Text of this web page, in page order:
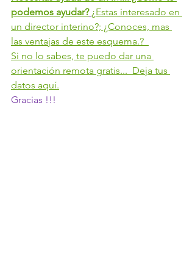
podemos ayudar? ¿Estas interesado en
un director interino?; ¿Conoces, mas
las ventajas de este esquema.?
Si no lo sabes, te puedo dar una
orientación remota gratis...  Deja tus
datos aquí.
Gracias !!!